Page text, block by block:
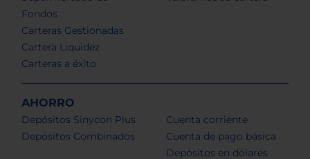
Fondos
Carteras Gestionadas
Cartera Liquidez
Carteras a éxito
AHORRO
Depósitos Sinycon Plus
Depósitos Combinados
Cuenta corriente
Cuenta de pago básica
Depósitos en dólares